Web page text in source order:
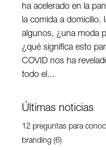
ha acelerado en la
la comida a domicilio.
algunos, ¿una moda
¿qué significa esto
COVID nos ha
todo el...
Últimas noticias
12 preguntas para
branding (6)